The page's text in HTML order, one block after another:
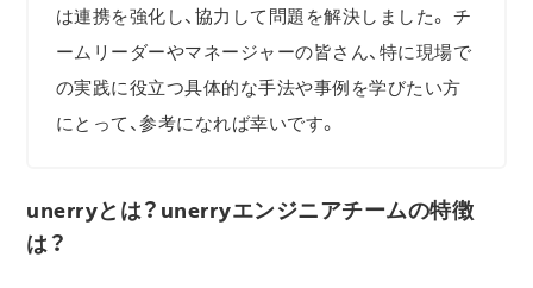
は連携を強化し、協力して問題を解決しました。 チ
ームリーダーやマネージャーの皆さん、特に現場で
の実践に役立つ具体的な手法や事例を学びたい方
にとって、参考になれば幸いです。
unerryとは？unerryエンジニアチームの特徴
は？